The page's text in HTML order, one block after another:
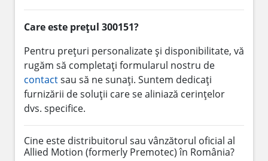
Care este prețul 300151?
Pentru prețuri personalizate și disponibilitate, vă
rugăm să completați formularul nostru de
contactsau să ne sunați. Suntem dedicați
furnizării de soluții care se aliniază cerințelor
dvs. specifice.
Cine este distribuitorul sau vânzătorul oficial al
Allied Motion (formerly Premotec) în România?